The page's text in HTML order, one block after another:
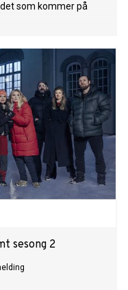
som kommer på
sesong 2